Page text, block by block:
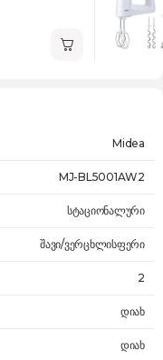
Midea
MJ-BL5001AW2
სტაციონალური
შავი/ვერცხლისფერი
2
დიახ
დიახ